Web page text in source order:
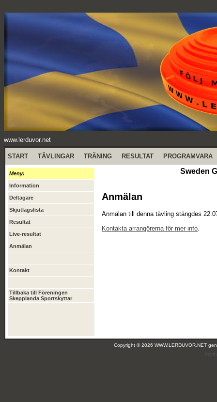
www.lerduvor.net
START TÄVLINGAR TRÄNING RESULTAT PROGRAMVARA
Meny:
Information
Deltagare
Skjutlagslista
Resultat
Live-resultat
Anmälan
Kontakt
Tillbaka till Föreningen
Skepplanda Sportskyttar
Sweden
Anmälan
Anmälan till denna tävling stängdes
Kontakta arrangörerna för mer info.
Copyright © 2026 WWW.LERDUVOR.NET